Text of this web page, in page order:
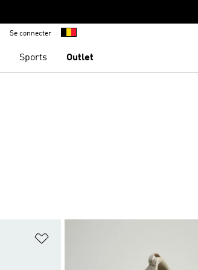
Se connecter
Sports Outlet